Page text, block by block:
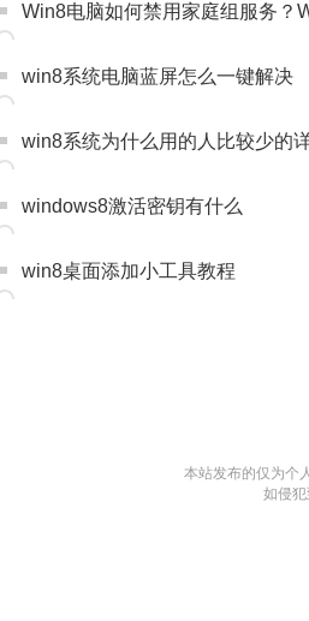
Win8电脑如何禁用家庭组服务？
win8系统电脑蓝屏怎么一键解决
win8系统为什么用的人比较少的
windows8激活密钥有什么
win8桌面添加小工具教程
本站发布的仅为个
如侵